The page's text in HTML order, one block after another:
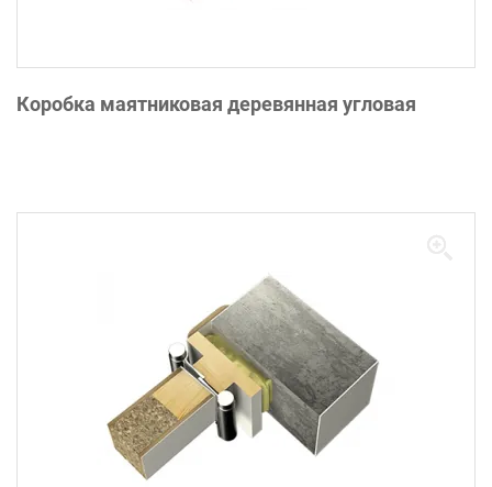
Коробка маятниковая деревянная угловая